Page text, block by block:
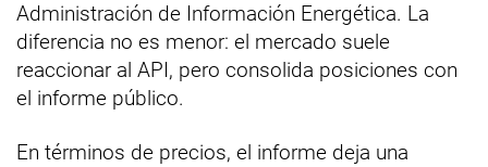
Administración de Información Energética. La
diferencia no es menor: el mercado suele
reaccionar al API, pero consolida posiciones con
el informe público.
En términos de precios, el informe deja una